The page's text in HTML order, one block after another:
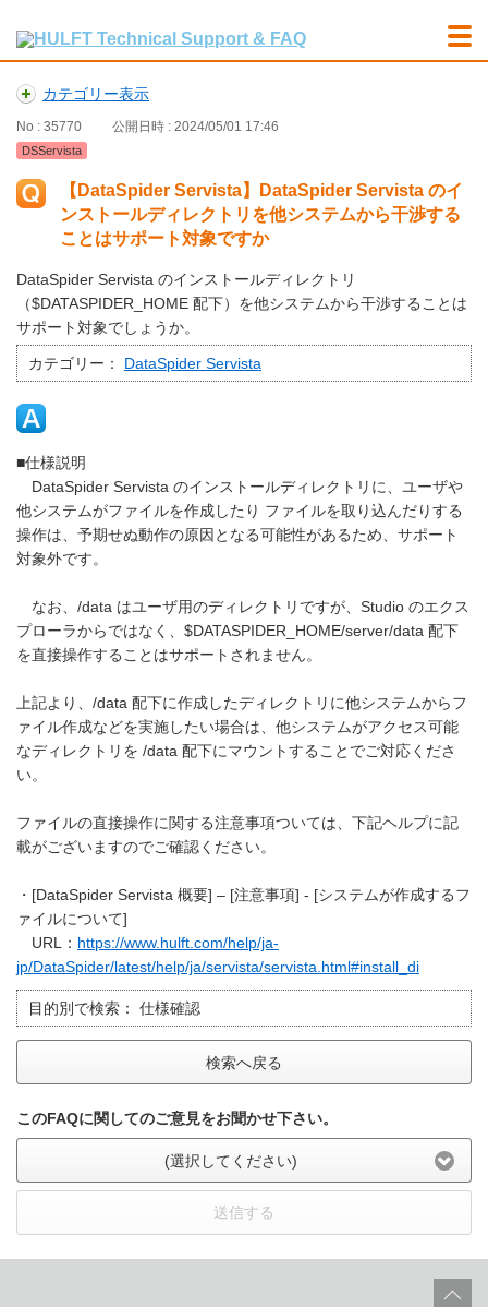
カテゴリー表示
No : 35770 公開日時 : 2024/05/01 17:46
DSServista
【DataSpider Servista】DataSpider Servista のイ
ンストールディレクトリを他システムから干渉する
ことはサポート対象ですか
DataSpider Servista のインストールディレクトリ
（$DATASPIDER_HOME 配下）を他システムから干渉することは
サポート対象でしょうか。
カテゴリー： DataSpider Servista
■仕様説明
DataSpider Servista のインストールディレクトリに、ユーザや
他システムがファイルを作成したり ファイルを取り込んだりする
操作は、予期せぬ動作の原因となる可能性があるため、サポート
対象外です。
なお、/data はユーザ用のディレクトリですが、Studio のエクス
プローラからではなく、$DATASPIDER_HOME/server/data 配下
を直接操作することはサポートされません。
上記より、/data 配下に作成したディレクトリに他システムからフ
ァイル作成などを実施したい場合は、他システムがアクセス可能
なディレクトリを /data 配下にマウントすることでご対応くださ
い。
ファイルの直接操作に関する注意事項ついては、下記ヘルプに記
載がございますのでご確認ください。
・[DataSpider Servista 概要] – [注意事項] - [システムが作成するフ
ァイルについて]
URL： https://www.hulft.com/help/ja-
jp/DataSpider/latest/help/ja/servista/servista.html#install_di
目的別で検索： 仕様確認
検索へ戻る
このFAQに関してのご意見をお聞かせ下さい。
(選択してください)
送信する